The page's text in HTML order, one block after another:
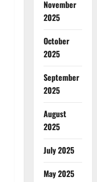
November
2025
October
2025
September
2025
August
2025
July 2025
May 2025